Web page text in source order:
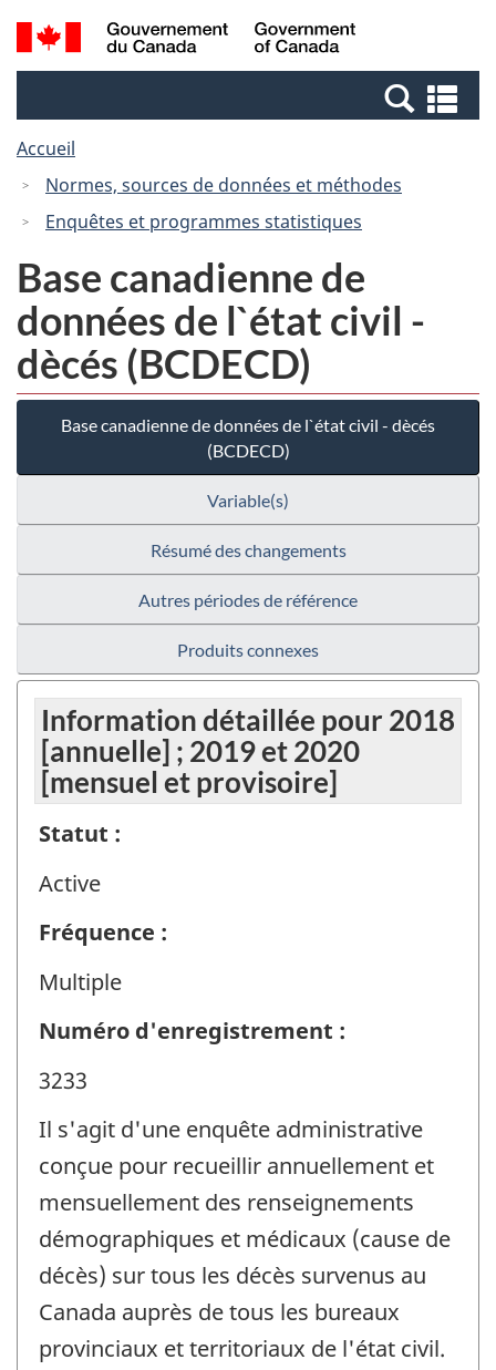
Passer
au
Passer
à
Canada
Recherche
et
et
Accueil
Normes, sources de données et méthodes
Enquêtes et programmes statistiques
Base canadienne de
données de l`état civil -
dècés (BCDECD)
Base canadienne de données de l`état civil - dècés
(BCDECD)
Variable(s)
Résumé des changements
Autres périodes de référence
Produits connexes
Information détaillée pour 2018
[annuelle] ; 2019 et 2020
[mensuel et provisoire]
Statut :
Active
Fréquence :
Multiple
Numéro d'enregistrement :
3233
Il s'agit d'une enquête administrative
conçue pour recueillir annuellement et
mensuellement des renseignements
démographiques et médicaux (cause de
décès) sur tous les décès survenus au
Canada auprès de tous les bureaux
provinciaux et territoriaux de l'état civil.